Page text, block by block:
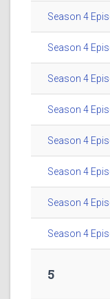
Season 4
Season 4
Season 4
Season 4
Season 4
Season 4
Season 4
Season 4
5